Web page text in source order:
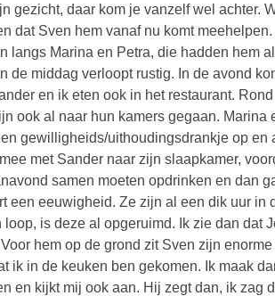
gezicht, daar kom je vanzelf wel achter.
dat Sven hem vanaf nu komt
langs Marina en Petra, die hadden hem
de middag verloopt rustig. In de avond
en ik eten ook in het restaurant.
ook al naar hun kamers gegaan. Marina
gewilligheids/uithoudingsdrankje op en
met Sander naar zijn slaapkamer,
samen moeten opdrinken en dan
een eeuwigheid. Ze zijn al een dik uur in
is deze al opgeruimd. Ik zie dan dat
hem op de grond zit Sven zijn
ik in de keuken ben gekomen. Ik maak
en kijkt mij ook aan. Hij zegt dan, ik zag